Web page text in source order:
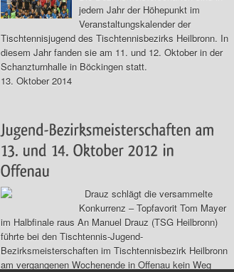
jedem Jahr der Höhepunkt im
Veranstaltungskalender der
Tischtennisjugend des Tischtennisbezirks Heilbronn. In
diesem Jahr fanden sie am 11. und 12. Oktober in der
Schanzturnhalle in Böckingen statt.
13. Oktober 2014
Drauz schlägt die versammelte
Konkurrenz – Topfavorit Tom Mayer
im Halbfinale raus An Manuel Drauz (TSG Heilbronn)
führte bei den Tischtennis-Jugend-
Bezirksmeisterschaften im Tischtennisbezirk Heilbronn
am vergangenen Wochenende in Offenau kein Weg